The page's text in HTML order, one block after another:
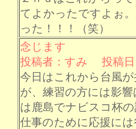
てよかったですよぉ
った！！！（笑）
念じます
投稿者：すみ 投稿日
今日はこれから台風
が、練習の方には影
は鹿島でナビスコ杯
仕事のために応援に